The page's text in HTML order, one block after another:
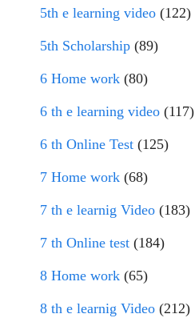
5th e learning video (122)
5th Scholarship (89)
6 Home work (80)
6 th e learning video (117)
6 th Online Test (125)
7 Home work (68)
7 th e learnig Video (183)
7 th Online test (184)
8 Home work (65)
8 th e learnig Video (212)